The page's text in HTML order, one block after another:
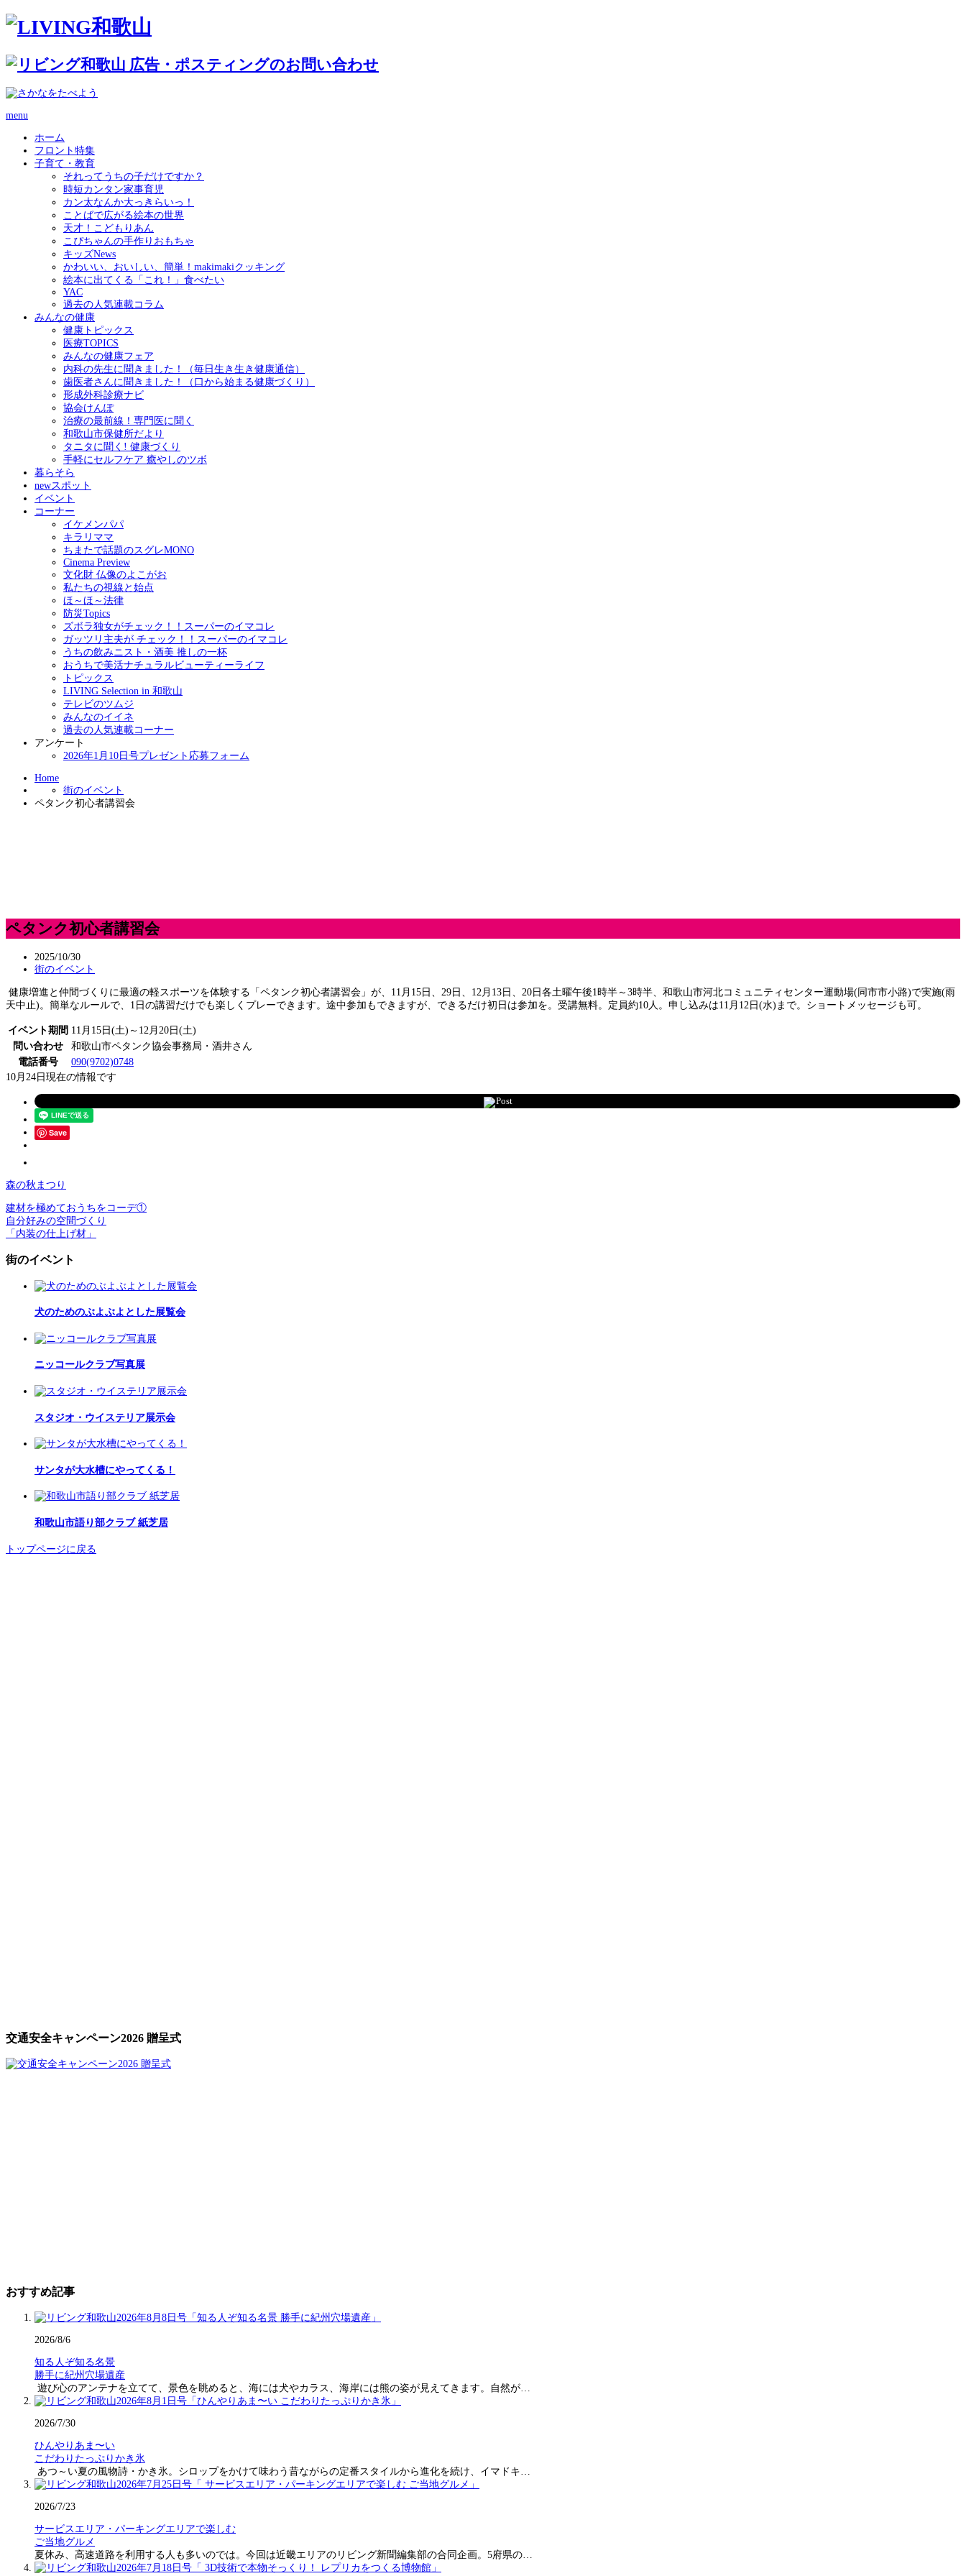
menu
ホーム
フロント特集
子育て・教育
それってうちの子だけですか？
時短カンタン家事育児
カン太なんか大っきらいっ！
ことばで広がる絵本の世界
天才！こどもりあん
こぴちゃんの手作りおもちゃ
キッズNews
かわいい、おいしい、簡単！makimakiクッキング
絵本に出てくる「これ！」食べたい
YAC
過去の人気連載コラム
みんなの健康
健康トピックス
医療TOPICS
みんなの健康フェア
内科の先生に聞きました！（毎日生き生き健康通信）
歯医者さんに聞きました！（口から始まる健康づくり）
形成外科診療ナビ
協会けんぽ
治療の最前線！専門医に聞く
和歌山市保健所だより
タニタに聞く! 健康づくり
手軽にセルフケア 癒やしのツボ
暮らそら
newスポット
イベント
コーナー
イケメンパパ
キラリママ
ちまたで話題のスグレMONO
Cinema Preview
文化財 仏像のよこがお
私たちの視線と始点
ほ～ほ～法律
防災Topics
ズボラ独女がチェック！！スーパーのイマコレ
ガッツリ主夫が チェック！！スーパーのイマコレ
うちの飲みニスト・酒美 推しの一杯
おうちで美活ナチュラルビューティーライフ
トピックス
LIVING Selection in 和歌山
テレビのツムジ
みんなのイイネ
過去の人気連載コーナー
アンケート
2026年1月10日号プレゼント応募フォーム
Home
街のイベント
ペタンク初心者講習会
ペタンク初心者講習会
2025/10/30
街のイベント
健康増進と仲間づくりに最適の軽スポーツを体験する「ペタンク初心者講習会」が、11月15日、29日、12月13日、20日各土曜午後1時半～3時半、和歌山市河北コミュニティセンター運動場(同市市小路)で実施(雨
天中止)。簡単なルールで、1日の講習だけでも楽しくプレーできます。途中参加もできますが、できるだけ初日は参加を。受講無料。定員約10人。申し込みは11月12日(水)まで。ショートメッセージも可。
イベント期間 11月15日(土)～12月20日(土)
問い合わせ
和歌山市ペタンク協会事務局・酒井さん
電話番号
090(9702)0748
10月24日現在の情報です
Post
Save
森の秋まつり
建材を極めておうちをコーデ①
自分好みの空間づくり
「内装の仕上げ材」
街のイベント
犬のためのぶよぶよとした展覧会
ニッコールクラブ写真展
スタジオ・ウイステリア展示会
サンタが大水槽にやってくる！
和歌山市語り部クラブ 紙芝居
トップページに戻る
交通安全キャンペーン2026 贈呈式
おすすめ記事
2026/8/6
知る人ぞ知る名景
勝手に紀州穴場遺産
遊び心のアンテナを立てて、景色を眺めると、海には犬やカラス、海岸には熊の姿が見えてきます。自然が…
2026/7/30
ひんやりあま〜い
こだわりたっぷりかき氷
あつ～い夏の風物詩・かき氷。シロップをかけて味わう昔ながらの定番スタイルから進化を続け、イマドキ…
2026/7/23
サービスエリア・パーキングエリアで楽しむ
ご当地グルメ
夏休み、高速道路を利用する人も多いのでは。今回は近畿エリアのリビング新聞編集部の合同企画。5府県の…